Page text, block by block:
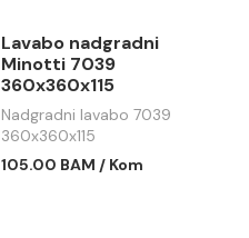
Lavabo nadgradni
Minotti 7039
360x360x115
Nadgradni lavabo 7039
360x360x115
105.00 BAM / Kom